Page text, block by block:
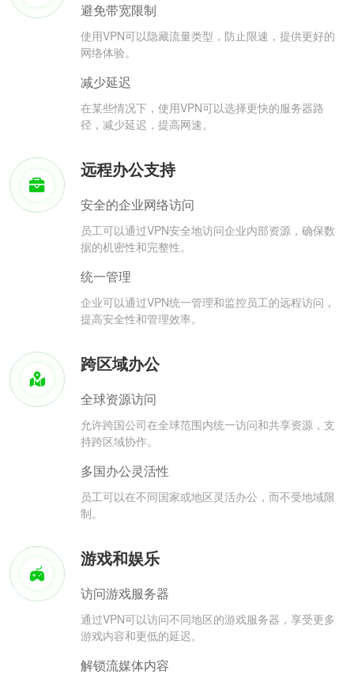
避免带宽限制
使用VPN可以隐藏流量类型，防止限速，提供更好的
网络体验。
减少延迟
在某些情况下，使用VPN可以选择更快的服务器路
径，减少延迟，提高网速。
远程办公支持
安全的企业网络访问
员工可以通过VPN安全地访问企业内部资源，确保数
据的机密性和完整性。
统一管理
企业可以通过VPN统一管理和监控员工的远程访问，
提高安全性和管理效率。
跨区域办公
全球资源访问
允许跨国公司在全球范围内统一访问和共享资源，支
持跨区域协作。
多国办公灵活性
员工可以在不同国家或地区灵活办公，而不受地域限
制。
游戏和娱乐
访问游戏服务器
通过VPN可以访问不同地区的游戏服务器，享受更多
游戏内容和更低的延迟。
解锁流媒体内容